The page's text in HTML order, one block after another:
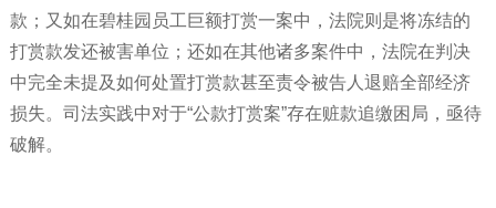
款；又如在碧桂园员工巨额打赏一案中，法院则是将冻结的
打赏款发还被害单位；还如在其他诸多案件中，法院在判决
中完全未提及如何处置打赏款甚至责令被告人退赔全部经济
损失。司法实践中对于“公款打赏案”存在赃款追缴困局，亟待
破解。